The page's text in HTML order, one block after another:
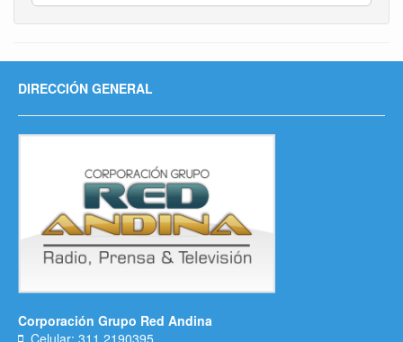
DIRECCIÓN GENERAL
Corporación Grupo Red Andina